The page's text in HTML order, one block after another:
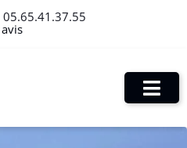
05.65.41.37.55